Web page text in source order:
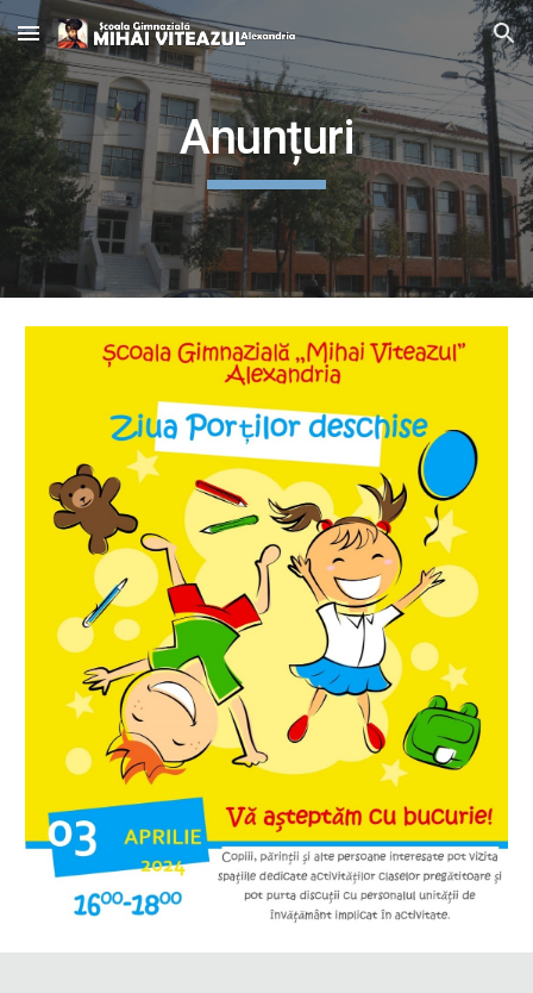
Skip to main content Skip to navigation
Anunțuri